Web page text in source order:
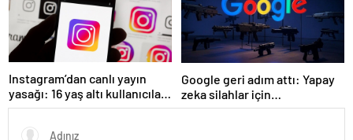
Instagram’dan canlı yayın
yasağı: 16 yaş altı kullanıcılar
için yeni kurallar açıklandı
Google geri adım attı: Yapay
zeka silahlar için
kullanılabilecek